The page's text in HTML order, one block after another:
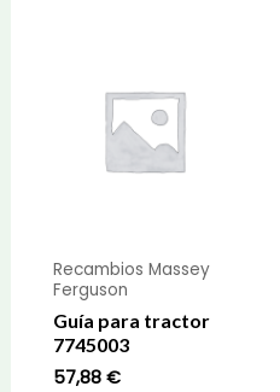
Recambios Massey
Ferguson
Guía para tractor
7745003
57,88 €